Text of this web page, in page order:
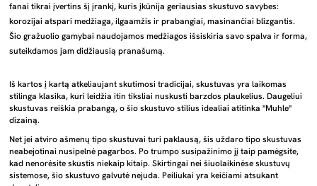
fanai tikrai įvertins šį įrankį, kuris įkūnija geriausias skustuvo savybes:
korozijai atspari medžiaga, ilgaamžis ir prabangiai, masinančiai blizgantis.
Šio gražuolio gamybai naudojamos medžiagos išsiskiria savo spalva ir forma,
suteikdamos jam didžiausią pranašumą.
Iš kartos į kartą atkeliaujant skutimosi tradicijai, skustuvas yra laikomas
stilinga klasika, kuri leidžia itin tiksliai nuskusti barzdos plaukelius. Daugeliui
skustuvas reiškia prabangą, o šio skustuvo stilius idealiai atitinka "Muhle"
dizainą.
Net jei atviro ašmenų tipo skustuvai turi paklausą, šis uždaro tipo skustuvas
neabejotinai nusipelnė pagarbos. Po trumpo susipažinimo jį taip pamėgsite,
kad nenorėsite skustis niekaip kitaip. Skirtingai nei šiuolaikinėse skustuvų
sistemose, šio skustuvo galvutė nejuda. Peiliukai yra keičiami atsukant